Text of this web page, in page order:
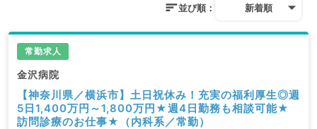
並び順： 新着順
常勤求人
金沢病院
【神奈川県／横浜市】土日祝休み！充実の福利厚生◎週
5日1,400万円～1,800万円★週4日勤務も相談可能★
訪問診療のお仕事★（内科系／常勤）